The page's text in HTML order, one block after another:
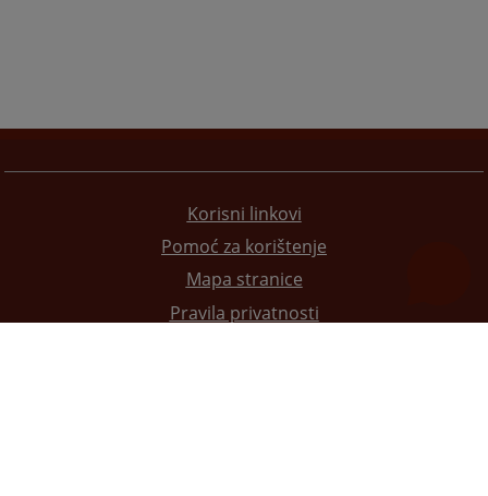
Korisni linkovi
Pomoć za korištenje
Mapa stranice
Pravila privatnosti